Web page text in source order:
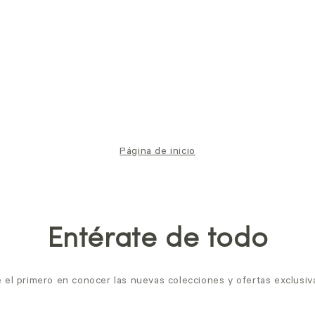
Página de inicio
Entérate de todo
el primero en conocer las nuevas colecciones y ofertas